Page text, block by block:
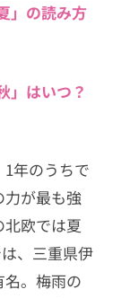
」の読み方
」はいつ？
年のうちで
が最も強
欧では夏
、三重県伊
。梅雨の